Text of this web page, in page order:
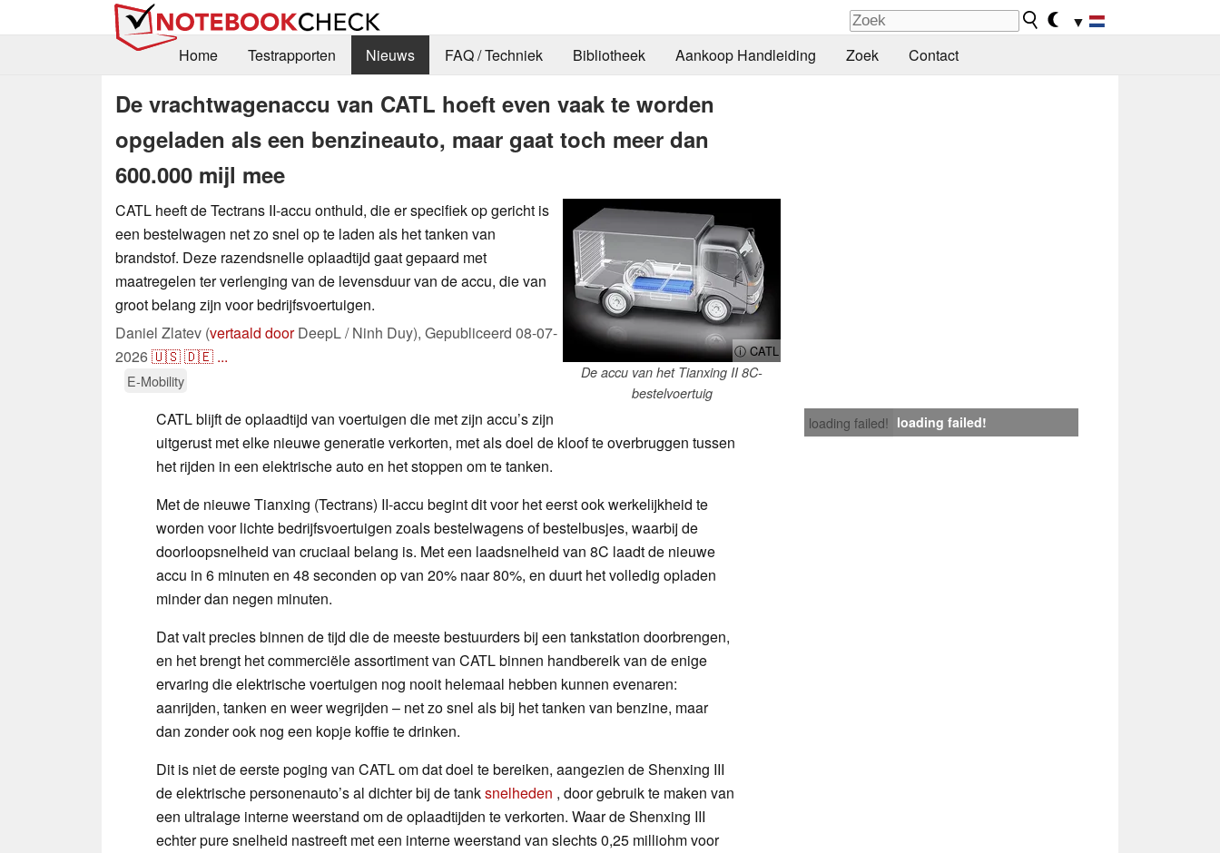
▼
Home
Testrapporten Nieuws FAQ / Techniek Bibliotheek Aankoop Handleiding Zoek Contact
De vrachtwagenaccu van CATL hoeft even vaak te worden
opgeladen als een benzineauto, maar gaat toch meer dan
600.000 mijl mee
ⓘ CATL
De accu van het Tianxing II 8C-
bestelvoertuig
CATL heeft de Tectrans II-accu onthuld, die er specifiek op gericht is
een bestelwagen net zo snel op te laden als het tanken van
brandstof. Deze razendsnelle oplaadtijd gaat gepaard met
maatregelen ter verlenging van de levensduur van de accu, die van
groot belang zijn voor bedrijfsvoertuigen.
Daniel Zlatev (vertaald doorDeepL / Ninh Duy), Gepubliceerd 08-07-
2026🇺🇸🇩🇪 ...
E-Mobility
loading failed! loading failed!
CATL blijft de oplaadtijd van voertuigen die met zijn accu’s zijn
uitgerust met elke nieuwe generatie verkorten, met als doel de kloof te overbruggen tussen
het rijden in een elektrische auto en het stoppen om te tanken.
Met de nieuwe Tianxing (Tectrans) II-accu begint dit voor het eerst ook werkelijkheid te
worden voor lichte bedrijfsvoertuigen zoals bestelwagens of bestelbusjes, waarbij de
doorloopsnelheid van cruciaal belang is. Met een laadsnelheid van 8C laadt de nieuwe
accu in 6 minuten en 48 seconden op van 20% naar 80%, en duurt het volledig opladen
minder dan negen minuten.
Dat valt precies binnen de tijd die de meeste bestuurders bij een tankstation doorbrengen,
en het brengt het commerciële assortiment van CATL binnen handbereik van de enige
ervaring die elektrische voertuigen nog nooit helemaal hebben kunnen evenaren:
aanrijden, tanken en weer wegrijden – net zo snel als bij het tanken van benzine, maar
dan zonder ook nog een kopje koffie te drinken.
Dit is niet de eerste poging van CATL om dat doel te bereiken, aangezien de Shenxing III
de elektrische personenauto’s al dichter bij de tanksnelheden , door gebruik te maken van
een ultralage interne weerstand om de oplaadtijden te verkorten. Waar de Shenxing III
echter pure snelheid nastreeft met een interne weerstand van slechts 0,25 milliohm voor